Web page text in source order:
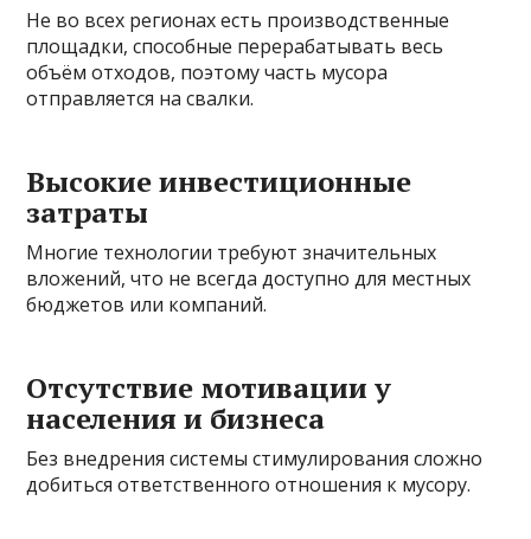
Не во всех регионах есть производственные
площадки, способные перерабатывать весь
объём отходов, поэтому часть мусора
отправляется на свалки.
Высокие инвестиционные
затраты
Многие технологии требуют значительных
вложений, что не всегда доступно для местных
бюджетов или компаний.
Отсутствие мотивации у
населения и бизнеса
Без внедрения системы стимулирования сложно
добиться ответственного отношения к мусору.